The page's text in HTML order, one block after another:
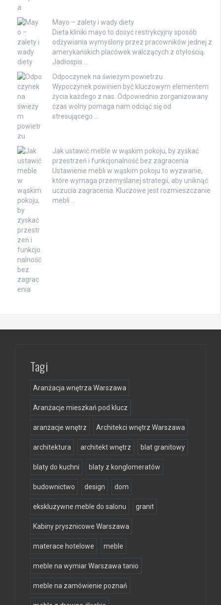
Mayo – zalety i wady diety
Dieta kliniki mayo to dosyć restrykcyjny sposób
odżywiania wymyślony przez pracowników jednej z
amerykańskich placówek walczących z otyłością.
Jadłospis …
Odpoczynek na świeżym powietrzu
Wypoczynek powinien być kluczowym elementem
życia każdego z nas. Odpowiednio zorganizowany
czas wolny pomaga nam odciąć się od
stresującego …
Jak ustawić meble w wąskim pokoju, by zyskać
przestrzeń i funkcjonalność bez zagracenia
Ustawienie mebli w wąskim pokoju to wyzwanie,
które wymaga przemyślanej strategii, aby uniknąć
uczucia zagracenia. Kluczowe jest rozmieszczanie
mebli …
Tagi
Aranżacja wnętrza Warszawa
Aranżacje mieszkań pod klucz
aranżacje wnętrz Architekci wnętrz Warszawa
architektura architekt wnętrz blat granitowy
blaty do kuchni blaty z konglomeratów
budownictwo design dom
ekskluzywne meble do salonu granit
Kabiny prysznicowe Warszawa
materace hotelowe meble
meble na wymiar Warszawa tanio
meble na zamówienie poznań